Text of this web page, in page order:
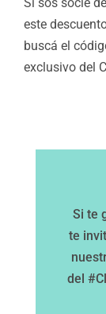
este
buscá el
exclusivo del
Si te
te
del